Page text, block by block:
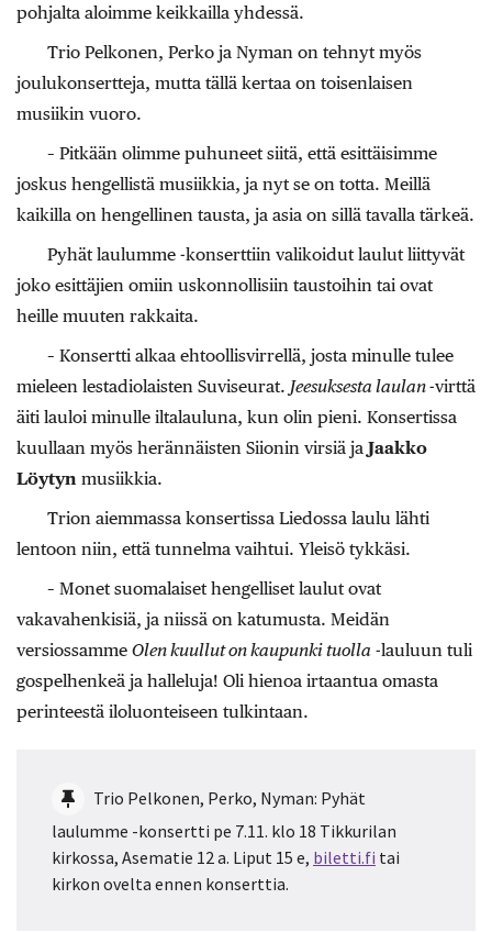
pohjalta aloimme keikkailla yhdessä.
Trio Pelkonen, Perko ja Nyman on tehnyt myös
joulukonsertteja, mutta tällä kertaa on toisenlaisen
musiikin vuoro.
– Pitkään olimme puhuneet siitä, että esittäisimme
joskus hengellistä musiikkia, ja nyt se on totta. Meillä
kaikilla on hengellinen tausta, ja asia on sillä tavalla tärkeä.
Pyhät laulumme -konserttiin valikoidut laulut liittyvät
joko esittäjien omiin uskonnollisiin taustoihin tai ovat
heille muuten rakkaita.
– Konsertti alkaa ehtoollisvirrellä, josta minulle tulee
mieleen lestadiolaisten Suviseurat. Jeesuksesta laulan-virttä
äiti lauloi minulle iltalauluna, kun olin pieni. Konsertissa
kuullaan myös herännäisten Siionin virsiä ja Jaakko
Löytyn musiikkia.
Trion aiemmassa konsertissa Liedossa laulu lähti
lentoon niin, että tunnelma vaihtui. Yleisö tykkäsi.
– Monet suomalaiset hengelliset laulut ovat
vakavahenkisiä, ja niissä on katumusta. Meidän
versiossamme Olen kuullut on kaupunki tuolla -lauluun tuli
gospelhenkeä ja halleluja! Oli hienoa irtaantua omasta
perinteestä iloluonteiseen tulkintaan.
Trio Pelkonen, Perko, Nyman: Pyhät
laulumme -konsertti pe 7.11. klo 18 Tikkurilan
kirkossa, Asematie 12 a. Liput 15 e, biletti.fi tai
kirkon ovelta ennen konserttia.